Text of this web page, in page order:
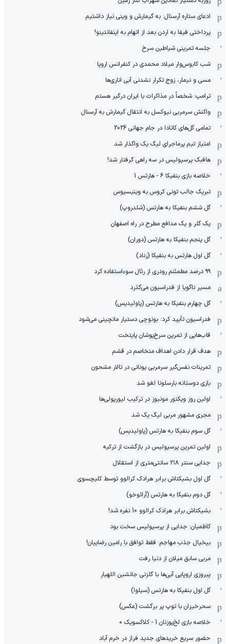
ادعای ستاره آرسنال: به گیمارش و وینی نیاز داشتیم
پرداختی فیفا به اردن بعد از اتهام به اینفانتینو!
جلسه تمرینی شیاطین سرخ
شب کابوس‌وار میلاد محمدی در کنفرانس اروپا
مسی و نیمار، زوج تکرار نشدنی آبی اناری‌ها
ترامپ: شخصاً در مذاکرات با ایران درگیر هستم
واکنش سرمربی نیوکسل به انتقال گیمارش به آرسنال
تمامی گل‌های کانادا در جام جهانی 2026
امتیاز تیم پرماجرای لیگ یک واگذار شد
هافبک پرسپولیس در سه راهی گرفتار شد!
خلاصه بازی بنفیکا 6 - هارتس 1
تبریک جالب تونی کروس به وینیسیوس
گل ششم بنفیکا به هارتس (شلدروپ)
یک گلر و یک مدافع مطرح در راه اصفهان
گل پنجم بنفیکا به هارتس (دوران)
گل اول هارتس به بنفیکا (رناد)
۹۹ درصد مطمئنم رودری از رئال سوءاستفاده کرد
مسیر ناگویا از فدراسیون می‌گذرد
گل چهارم بنفیکا به هارتس (پاولیدیس)
فدراسیون تأیید کرد: بونوچی دستیار مانچینی می‌شود
قاب‌هایی از تمرین سرخ‌پوشان پایتخت
هدف قرار دادن اهداف متخاصم در قشم
‏تمرینات نفس‌گیر سرمربی یونانی در تالار مشحون
بازی دوستانه بارسلونا لغو شد
اولین روز ویکتور مونیوز در ترکیب لیورپولی‌ها
مجری مشهور مربی لیگ یک شد
گل سوم بنفیکا به هارتس (پاولیدیس)
اولین تمرین پرسپولیس در بازگشت از ترکیه
جدایی سنتر ۲۱۸ سانتی‌متری از استقلال
گل اول بشیکتاش برابر هرادک کرالوو توسط کلیچسوی
گل دوم بنفیکا به هارتس (آرائوخو)
بشیکتاش برابر هرادک کرالوو 10 نفره شد!
کاظمیان: جدایی از پرسپولیس سخت بود
بیخیال جذب مهاجم: فقط توافق با رامین رضاییان!
مربی سابق میلان از دنیا رفت
پیروزی اروپایی آبی‌ها با گلزنی جانشین اللهیار
گل اول بنفیکا به هارتس (سیلوا)
سحرخیزان با توپ پر برگشت (عکس)
خلاصه بازی لخ‌پوزنان 1 - کلاکسویک 0
حضور سریع خریدهای جدید فراز در خرم آباد